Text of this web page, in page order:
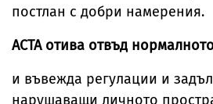
постлан с добри намерения.
АCТА отива отвъд
и въвежда регулации и
нaрушаващи личното